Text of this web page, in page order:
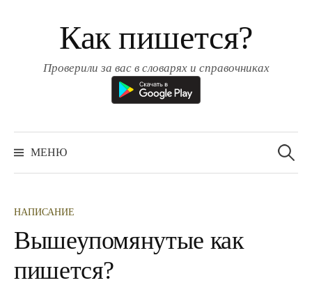
содержимомуКак пишется?
Проверили за вас в словарях и справочниках
МЕНЮ Найти:
НАПИСАНИЕ
Вышеупомянутые как
пишется?